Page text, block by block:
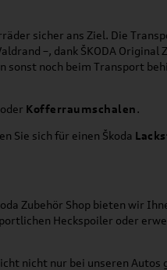
sicher ans Ziel. Die
–, dank ŠKODA
noch beim Transport
oder Kofferraumschalen.
Sie sich für einen Škoda
Zubehör Shop bieten wir
Heckspoiler oder
nicht nur bei unseren